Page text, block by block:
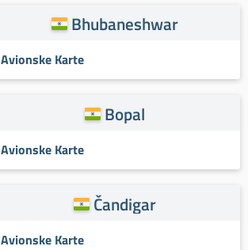
Bhubaneshwar
Avionske Karte
Bopal
Avionske Karte
Čandigar
Avionske Karte